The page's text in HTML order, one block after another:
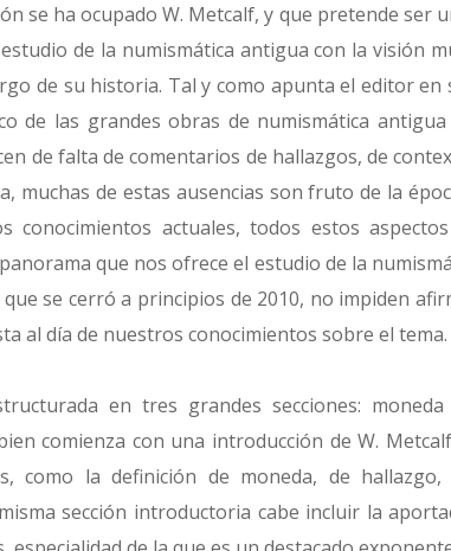
se ha ocupado W. Metcalf, y que pretende ser
de la numismática antigua con la visión
de su historia. Tal y como apunta el editor
de las grandes obras de numismática
de falta de comentarios de hallazgos, de
muchas de estas ausencias son fruto de la
actuales, todos estos
que nos ofrece el estudio de la
se cerró a principios de 2010, no impiden
al día de nuestros conocimientos sobre el tema.
en tres grandes secciones:
comienza con una introducción de W.
como la definición de moneda, de
sección introductoria cabe incluir la